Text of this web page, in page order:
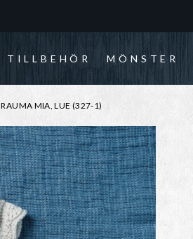
TILLBEHÖR MÖNSTER
RAUMA MIA, LUE (327-1)